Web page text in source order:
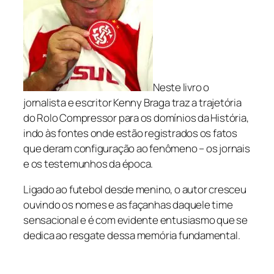
a
:
R
$
6
0
,
0
0
.
5
,
0
0
.
s
o
r
–
m
e
m
ó
r
a
d
e
u
Neste livro o
jornalista e escritor Kenny Braga traz a trajetória
do Rolo Compressor para os domínios da História,
indo às fontes onde estão registrados os fatos
que deram configuração ao fenômeno – os jornais
e os testemunhos da época.
Ligado ao futebol desde menino, o autor cresceu
ouvindo os nomes e as façanhas daquele time
sensacional e é com evidente entusiasmo que se
dedica ao resgate dessa memória fundamental.